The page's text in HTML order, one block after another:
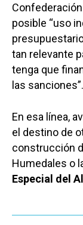
posible “uso
tan relevante
tenga que
las sanciones”.
En esa línea,
el destino de
construcción
Humedales o
Especial del